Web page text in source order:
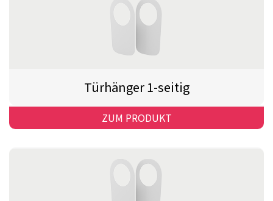
Türhänger 1-seitig
ZUM PRODUKT